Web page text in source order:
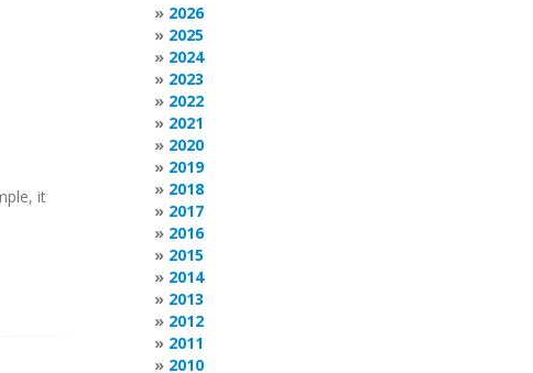
it
2026
2025
2024
2023
2022
2021
2020
2019
2018
2017
2016
2015
2014
2013
2012
2011
2010